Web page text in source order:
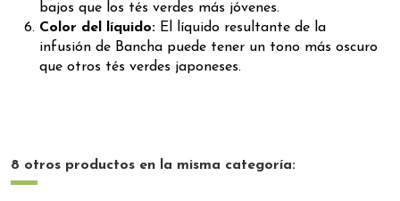
bajos que los tés verdes más jóvenes.
Color del líquido: El líquido resultante de la
infusión de Bancha puede tener un tono más oscuro
que otros tés verdes japoneses.
8 otros productos en la misma categoría: